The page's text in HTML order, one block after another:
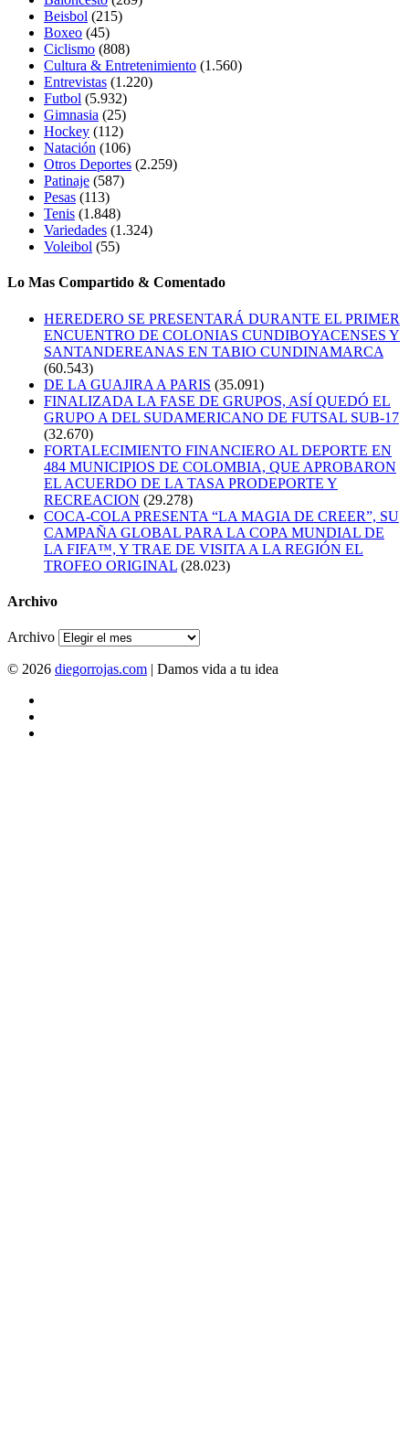
Beisbol (215)
Boxeo (45)
Ciclismo (808)
Cultura & Entretenimiento (1.560)
Entrevistas (1.220)
Futbol (5.932)
Gimnasia (25)
Hockey (112)
Natación (106)
Otros Deportes (2.259)
Patinaje (587)
Pesas (113)
Tenis (1.848)
Variedades (1.324)
Voleibol (55)
Lo Mas Compartido & Comentado
HEREDERO SE PRESENTARÁ DURANTE EL PRIMER
ENCUENTRO DE COLONIAS CUNDIBOYACENSES Y
SANTANDEREANAS EN TABIO CUNDINAMARCA
(60.543)
DE LA GUAJIRA A PARIS (35.091)
FINALIZADA LA FASE DE GRUPOS, ASÍ QUEDÓ EL
GRUPO A DEL SUDAMERICANO DE FUTSAL SUB-17
(32.670)
FORTALECIMIENTO FINANCIERO AL DEPORTE EN
484 MUNICIPIOS DE COLOMBIA, QUE APROBARON
EL ACUERDO DE LA TASA PRODEPORTE Y
RECREACION (29.278)
COCA-COLA PRESENTA “LA MAGIA DE CREER”, SU
CAMPAÑA GLOBAL PARA LA COPA MUNDIAL DE
LA FIFA™, Y TRAE DE VISITA A LA REGIÓN EL
TROFEO ORIGINAL (28.023)
Archivo
Archivo
© 2026 diegorrojas.com | Damos vida a tu idea